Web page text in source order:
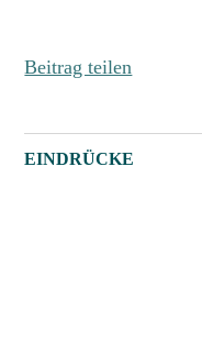
Beitrag teilen
EINDRÜCKE